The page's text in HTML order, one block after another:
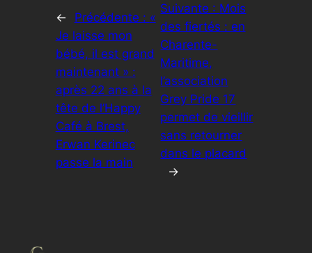
← Précédente : «
Je laisse mon
bébé, il est grand
maintenant » :
après 22 ans à la
tête de l’Happy
Café à Brest,
Erwan Kerinec
passe la main
Suivante : Mois
des fiertés : en
Charente-
Maritime,
l’association
Grey Pride 17
permet de vieillir
sans retourner
dans le placard
→